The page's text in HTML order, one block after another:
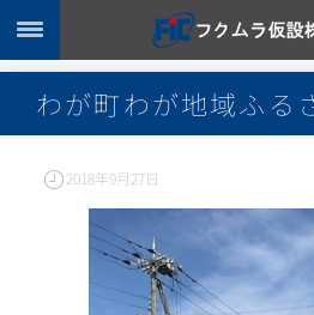
わが町わが地域ふる
2018年9月27日